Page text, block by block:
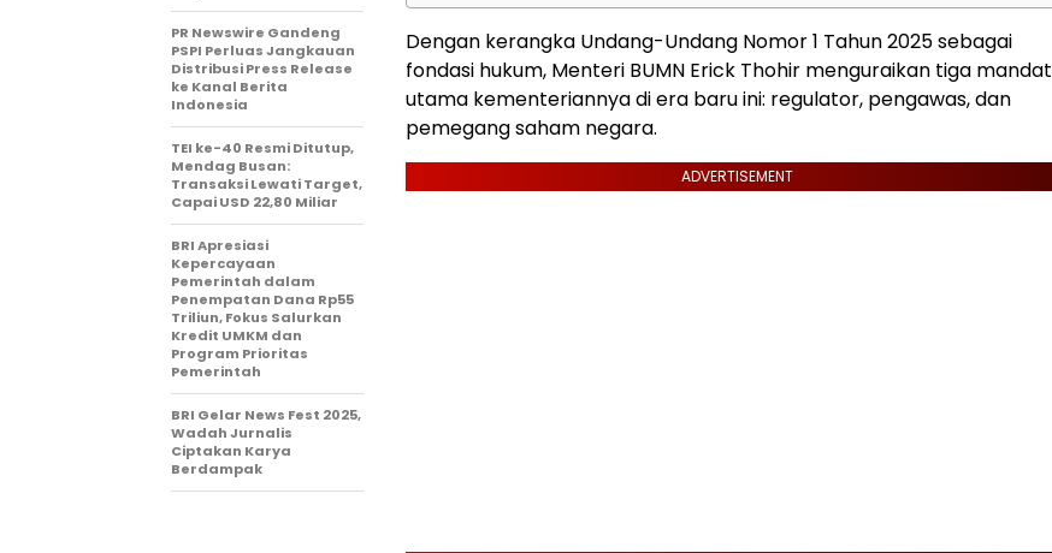
Dengan kerangka Undang-Undang Nomor 1 Tahun 2025 sebagai
fondasi hukum, Menteri BUMN Erick Thohir menguraikan tiga mandat
utama kementeriannya di era baru ini: regulator, pengawas, dan
pemegang saham negara.
ADVERTISEMENT
PR Newswire Gandeng
PSPI Perluas Jangkauan
Distribusi Press Release
ke Kanal Berita
Indonesia
TEI ke-40 Resmi Ditutup,
Mendag Busan:
Transaksi Lewati Target,
Capai USD 22,80 Miliar
BRI Apresiasi
Kepercayaan
Pemerintah dalam
Penempatan Dana Rp55
Triliun, Fokus Salurkan
Kredit UMKM dan
Program Prioritas
Pemerintah
BRI Gelar News Fest 2025,
Wadah Jurnalis
Ciptakan Karya
Berdampak